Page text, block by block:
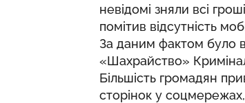
невідомі зняли всі
помітив відсутність
За даним фактом було
«Шахрайство»
Більшість громадян
сторінок у